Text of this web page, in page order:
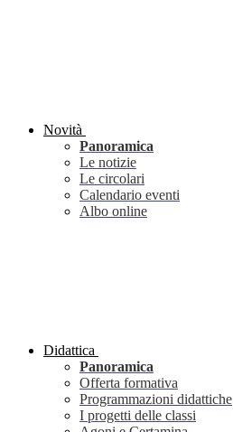
Novità
Panoramica
Le notizie
Le circolari
Calendario eventi
Albo online
Didattica
Panoramica
Offerta formativa
Programmazioni didattiche
I progetti delle classi